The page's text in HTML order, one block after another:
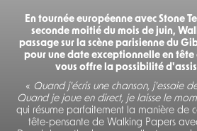
En tournée européenne avec Stone
seconde moitié du mois de juin,
passage sur la scène parisienne du
pour une date exceptionnelle en
vous offre la possibilité
« Quand j'écris une chanson, j'essaie
Quand je joue en direct, je laisse le
qui résume parfaitement la manière de
tête-pensante de Walking Papers